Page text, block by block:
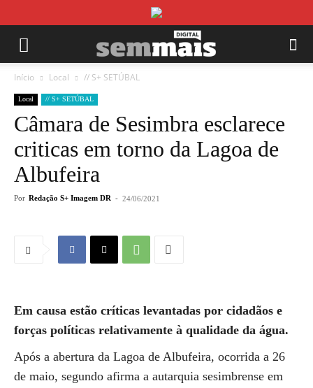
Início Local // S+ SETÚBAL
Local // S+ SETÚBAL
Câmara de Sesimbra esclarece
criticas em torno da Lagoa de
Albufeira
Por Redação S+ Imagem DR - 24/06/2021
Em causa estão críticas levantadas por cidadãos e
forças políticas relativamente à qualidade da água.
Após a abertura da Lagoa de Albufeira, ocorrida a 26
de maio, segundo afirma a autarquia sesimbrense em